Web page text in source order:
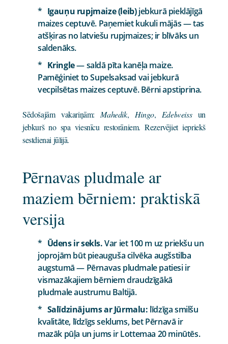
Igauņu rupjmaize (leib)jebkurā pieklājīgā
maizes ceptuvē. Paņemiet kukuli mājās — tas
atšķiras no latviešu rupjmaizes; ir blīvāks un
saldenāks.
Kringle— saldā pīta kanēļa maize.
Pamēģiniet to Supelsaksad vai jebkurā
vecpilsētas maizes ceptuvē. Bērni apstiprina.
Sēdošajām vakariņām: Mahedik, Hingo, Edelweissun
jebkurš no spa viesnīcu restorāniem. Rezervējiet iepriekš
sestdienai jūlijā.
Pērnavas pludmale ar
maziem bērniem: praktiskā
versija
Ūdens ir sekls.Var iet 100 m uz priekšu un
joprojām būt pieauguša cilvēka augšstilba
augstumā — Pērnavas pludmale patiesi ir
vismazākajiem bērniem draudzīgākā
pludmale austrumu Baltijā.
Salīdzinājums ar Jūrmalu: līdzīga smilšu
kvalitāte, līdzīgs seklums, bet Pērnavā ir
mazāk pūļa un jums ir Lottemaa 20 minūtēs.